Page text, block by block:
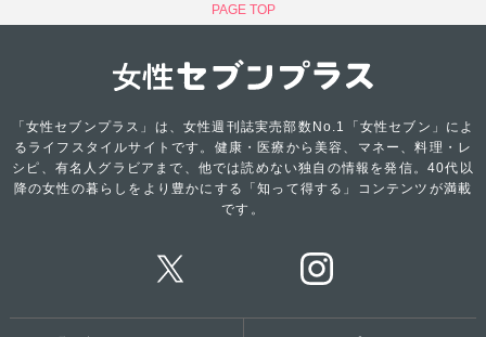
PAGE TOP
「女性セブンプラス」は、女性週刊誌実売部数No.1「女性セブン」によ
るライフスタイルサイトです。健康・医療から美容、マネー、料理・レ
シピ、有名人グラビアまで、他では読めない独自の情報を発信。40代以
降の女性の暮らしをより豊かにする「知って得する」コンテンツが満載
です。